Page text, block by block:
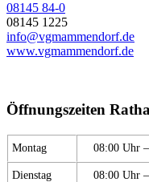
08145 84-0
08145 1225
info@vgmammendorf.de
www.vgmammendorf.de
Öffnungszeiten
Montag 08:00 Uhr
Dienstag 08:00 Uhr